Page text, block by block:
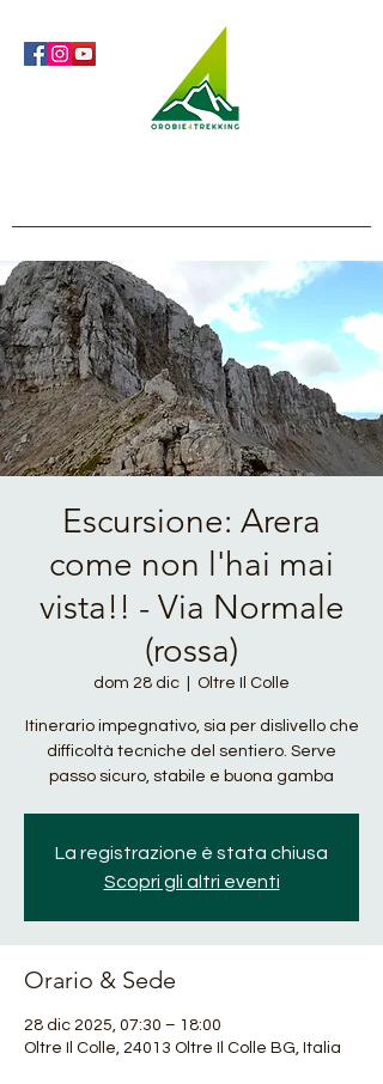
Escursione: Arera
come non l'hai mai
vista!! - Via Normale
(rossa)
dom 28 dic Oltre Il Colle
Itinerario impegnativo, sia per dislivello che
difficoltà tecniche del sentiero. Serve
passo sicuro, stabile e buona gamba
La registrazione è stata chiusa
Scopri gli altri eventi
Orario & Sede
28 dic 2025, 07:30 – 18:00
Oltre Il Colle, 24013 Oltre Il Colle BG, Italia